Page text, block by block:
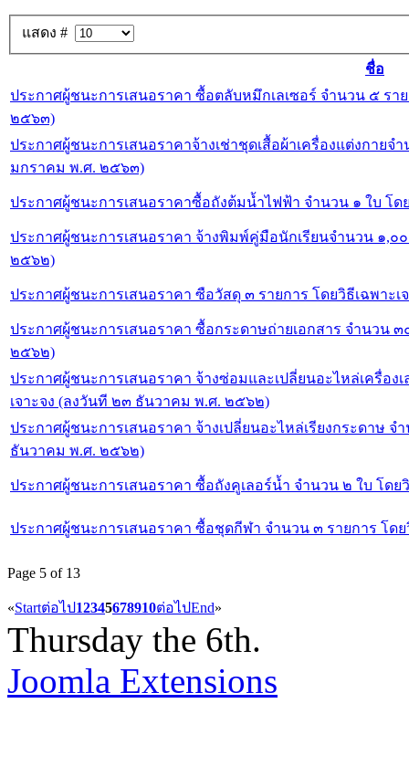
แสดง #
ชื่อ
ประกาศผู้ชนะการเสนอราคา ซื้อตลับหมึกเลเซอร์ จํานวน ๕ รา
๒๕๖๓)
ประกาศผู้ชนะการเสนอราคาจ้างเช่าชุดเสื้อผ้าเครื่องแต่งกายจํ
มกราคม พ.ศ. ๒๕๖๓)
ประกาศผู้ชนะการเสนอราคาซื้อถังต้มนํ้าไฟฟ้า จํานวน ๑ ใบ โ
ประกาศผู้ชนะการเสนอราคา จ้างพิมพ์คู่มือนักเรียนจํานวน ๑,๐
๒๕๖๒)
ประกาศผู้ชนะการเสนอราคา ซือวัสดุ ๓ รายการ โดยวิธีเฉพาะ
ประกาศผู้ชนะการเสนอราคา ซื้อกระดาษถ่ายเอกสาร จํานวน
๒๕๖๒)
ประกาศผู้ชนะการเสนอราคา จ้างซ่อมและเปลี่ยนอะไหล่เครื่อง
เจาะจง (ลงวันที ๒๓ ธันวาคม พ.ศ. ๒๕๖๒)
ประกาศผู้ชนะการเสนอราคา จ้างเปลี่ยนอะไหล่เรียงกระดาษ จํ
ธันวาคม พ.ศ. ๒๕๖๒)
ประกาศผู้ชนะการเสนอราคา ซื้อถังคูเลอร์นํ้า จํานวน ๒ ใบ โด
ประกาศผู้ชนะการเสนอราคา ซื้อชุดกีฬา จํานวน ๓ รายการ โด
Page 5 of 13
«Startต่อไป12345678910ต่อไปEnd»
Thursday the 6th.
Joomla Extensions